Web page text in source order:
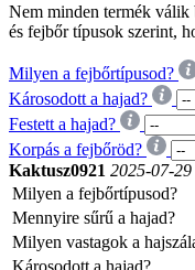
Nem minden termék
és fejbőr típusok szerint,
Milyen a fejbőrtípusod?
Károsodott a hajad?
Festett a hajad?
Korpás a fejbőröd?
Kaktusz0921 2025-07-29
Milyen a fejbőrtípusod?
Mennyire sűrű a hajad?
Milyen vastagok a
Károsodott a hajad?